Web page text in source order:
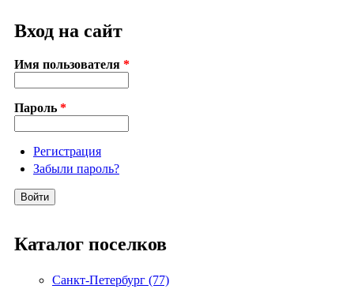
Вход на сайт
Имя пользователя *
Пароль *
Регистрация
Забыли пароль?
Каталог поселков
Санкт-Петербург (77)